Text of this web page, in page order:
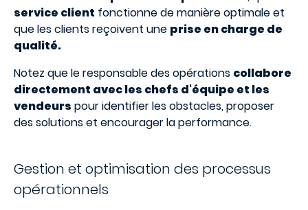
service client fonctionne de manière optimale et
que les clients reçoivent une prise en charge de
qualité.
Notez que le responsable des opérations collabore
directement avec les chefs d'équipe et les
vendeurs pour identifier les obstacles, proposer
des solutions et encourager la performance.
Gestion et optimisation des processus
opérationnels